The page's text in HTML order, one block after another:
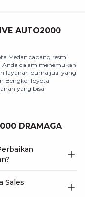
AUTO2000
Medan cabang resmi
dalam menemukan
layanan purna jual yang
Bengkel Toyota
yang bisa
DRAMAGA
Sales